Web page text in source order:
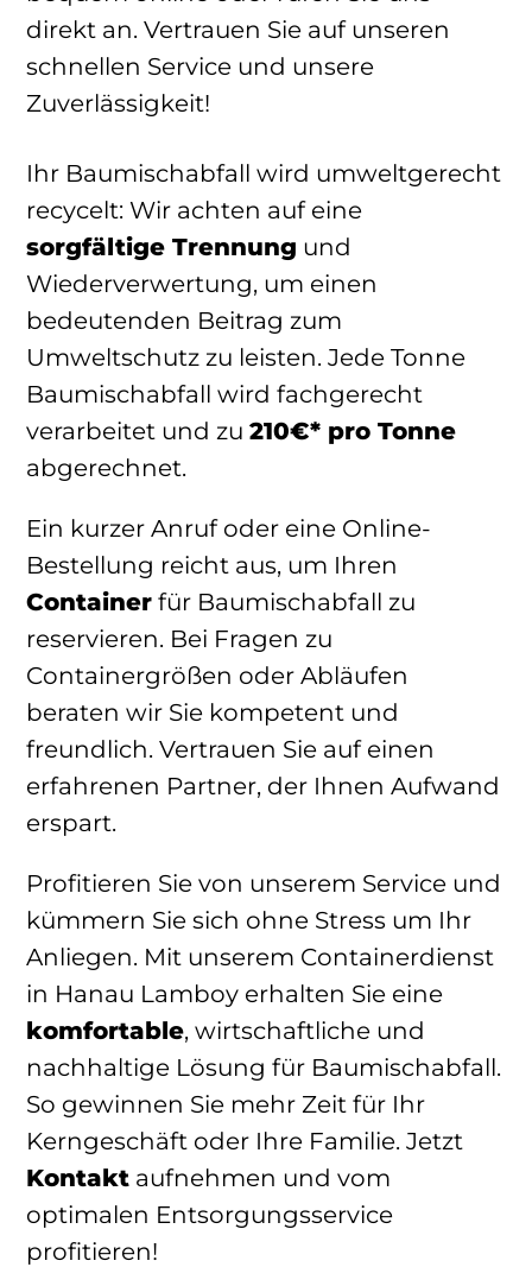
direkt an. Vertrauen Sie auf unseren
schnellen Service und unsere
Zuverlässigkeit!
Ihr Baumischabfall wird umweltgerecht
recycelt: Wir achten auf eine
sorgfältige Trennung und
Wiederverwertung, um einen
bedeutenden Beitrag zum
Umweltschutz zu leisten. Jede Tonne
Baumischabfall wird fachgerecht
verarbeitet und zu 210€* pro Tonne
abgerechnet.
Ein kurzer Anruf oder eine Online-
Bestellung reicht aus, um Ihren
Container für Baumischabfall zu
reservieren. Bei Fragen zu
Containergrößen oder Abläufen
beraten wir Sie kompetent und
freundlich. Vertrauen Sie auf einen
erfahrenen Partner, der Ihnen Aufwand
erspart.
Profitieren Sie von unserem Service und
kümmern Sie sich ohne Stress um Ihr
Anliegen. Mit unserem Containerdienst
in Hanau Lamboy erhalten Sie eine
komfortable, wirtschaftliche und
nachhaltige Lösung für Baumischabfall.
So gewinnen Sie mehr Zeit für Ihr
Kerngeschäft oder Ihre Familie. Jetzt
Kontakt aufnehmen und vom
optimalen Entsorgungsservice
profitieren!